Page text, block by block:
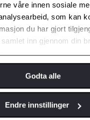
våre innen sosiale
som kan
du har gjort
inn gjennom din
Godta alle
Endre innstillinger
Fredrik Rygh